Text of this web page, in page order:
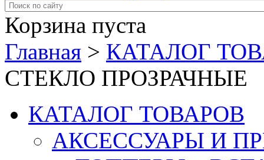
Корзина пуста
Главная > КАТАЛОГ
СТЕКЛО ПРОЗРАЧНЫЕ
КАТАЛОГ ТОВАРОВ
АКСЕССУАРЫ И